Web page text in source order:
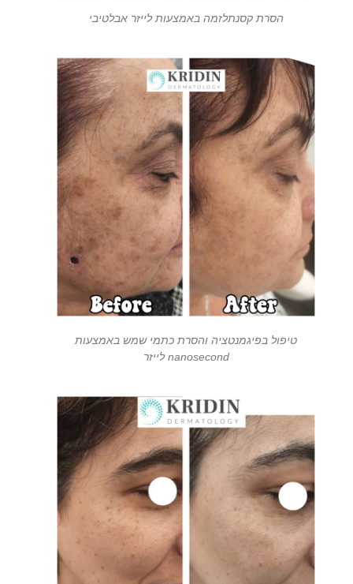
הסרת קסנתלזמה באמצעות לייזר אבלטיבי
טיפול בפיגמנטציה והסרת כתמי שמש באמצעות
nanosecond לייזר